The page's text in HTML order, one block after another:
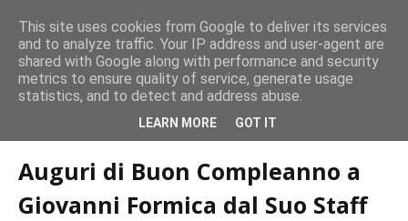
Milazzo si prepara alla magia del “Concerto all’Alba”
EVENTI
Auguri di Buon Compleanno a Giovanni Formica
Auguri di Buon Compleanno a
Giovanni Formica dal Suo Staff
This site uses cookies from Google to deliver its services
and to analyze traffic. Your IP address and user-agent are
shared with Google along with performance and security
metrics to ensure quality of service, generate usage
statistics, and to detect and address abuse.
LEARN MORE GOT IT